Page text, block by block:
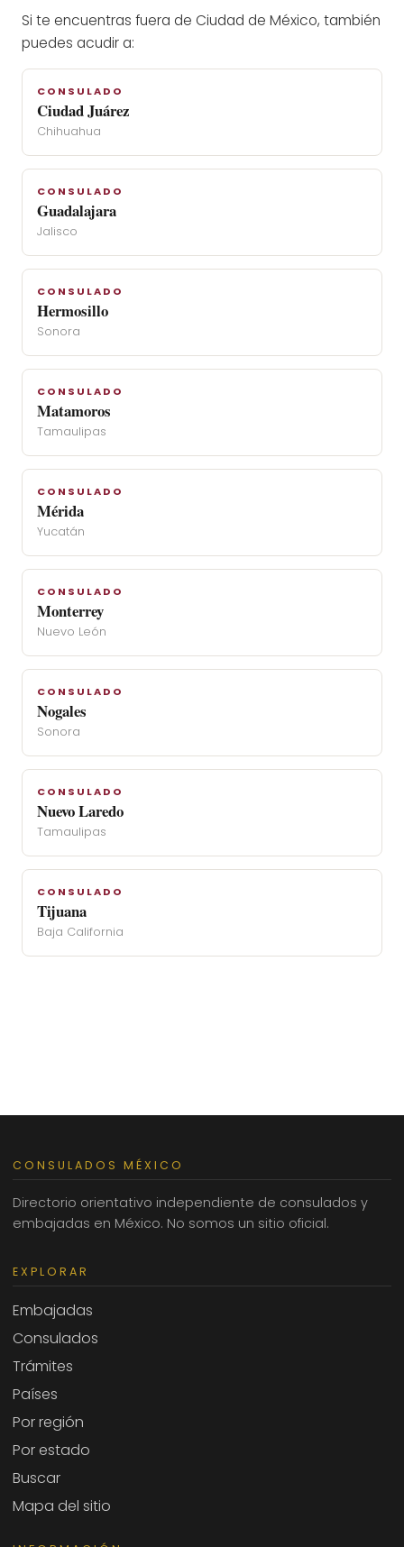
Si te encuentras fuera de Ciudad de México, también
puedes acudir a:
CONSULADO
Ciudad Juárez
Chihuahua
CONSULADO
Guadalajara
Jalisco
CONSULADO
Hermosillo
Sonora
CONSULADO
Matamoros
Tamaulipas
CONSULADO
Mérida
Yucatán
CONSULADO
Monterrey
Nuevo León
CONSULADO
Nogales
Sonora
CONSULADO
Nuevo Laredo
Tamaulipas
CONSULADO
Tijuana
Baja California
CONSULADOS MÉXICO
Directorio orientativo independiente de consulados y
embajadas en México. No somos un sitio oficial.
EXPLORAR
Embajadas
Consulados
Trámites
Países
Por región
Por estado
Buscar
Mapa del sitio